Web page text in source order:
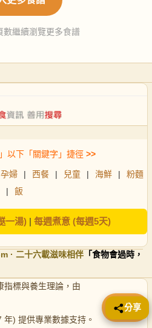
數繼續瀏覽更多食譜
以下「關鍵字」捷徑 >>
孕婦 | 西餐 | 兒童 | 海鮮 |
粉麵
|
飯
一湯)| 每週煮意 (每週5天)
· 二十六載滋味相伴 「食物會過時，
指標與養生理論，由
年) 提供專業數據支持。
📤 分享
分享